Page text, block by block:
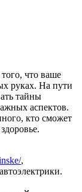
что ваше
руках. На пути
тайны
аспектов.
кто сможет
,